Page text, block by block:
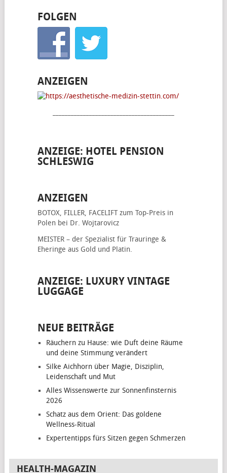
FOLGEN
ANZEIGEN
ANZEIGE: HOTEL PENSION
SCHLESWIG
ANZEIGEN
BOTOX, FILLER, FACELIFTzum Top-Preis in
Polen bei Dr. Wojtarovicz
MEISTER – der Spezialist für Trauringe &
Eheringe aus Gold und Platin.
ANZEIGE: LUXURY VINTAGE
LUGGAGE
NEUE BEITRÄGE
Räuchern zu Hause: wie Duft deine Räume
und deine Stimmung verändert
Silke Aichhorn über Magie, Disziplin,
Leidenschaft und Mut
Alles Wissenswerte zur Sonnenfinsternis
2026
Schatz aus dem Orient: Das goldene
Wellness-Ritual
Expertentipps fürs Sitzen gegen Schmerzen
HEALTH-MAGAZIN